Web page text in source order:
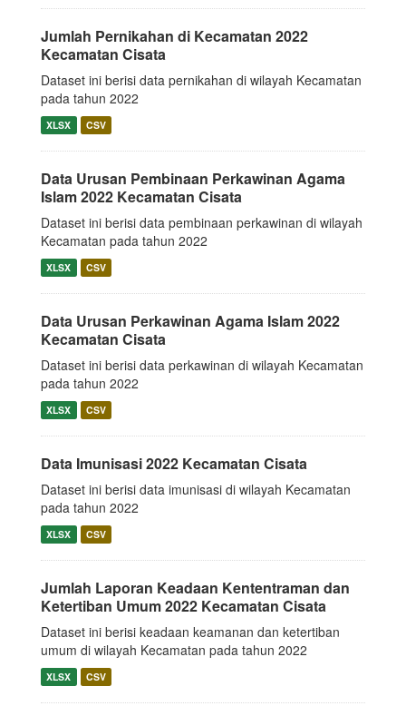
Jumlah Pernikahan di Kecamatan 2022
Kecamatan Cisata
Dataset ini berisi data pernikahan di wilayah Kecamatan
pada tahun 2022
XLSX CSV
Data Urusan Pembinaan Perkawinan Agama
Islam 2022 Kecamatan Cisata
Dataset ini berisi data pembinaan perkawinan di wilayah
Kecamatan pada tahun 2022
XLSX CSV
Data Urusan Perkawinan Agama Islam 2022
Kecamatan Cisata
Dataset ini berisi data perkawinan di wilayah Kecamatan
pada tahun 2022
XLSX CSV
Data Imunisasi 2022 Kecamatan Cisata
Dataset ini berisi data imunisasi di wilayah Kecamatan
pada tahun 2022
XLSX CSV
Jumlah Laporan Keadaan Kententraman dan
Ketertiban Umum 2022 Kecamatan Cisata
Dataset ini berisi keadaan keamanan dan ketertiban
umum di wilayah Kecamatan pada tahun 2022
XLSX CSV